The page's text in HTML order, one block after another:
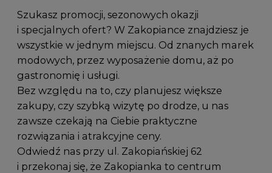
Szukasz promocji, sezonowych okazji
i specjalnych ofert? W Zakopiance znajdziesz je
wszystkie w jednym miejscu. Od znanych marek
modowych, przez wyposażenie domu, aż po
gastronomię i usługi.
Bez względu na to, czy planujesz większe
zakupy, czy szybką wizytę po drodze, u nas
zawsze czekają na Ciebie praktyczne
rozwiązania i atrakcyjne ceny.
Odwiedź nas przy ul. Zakopiańskiej 62
i przekonaj się, że Zakopianka to centrum